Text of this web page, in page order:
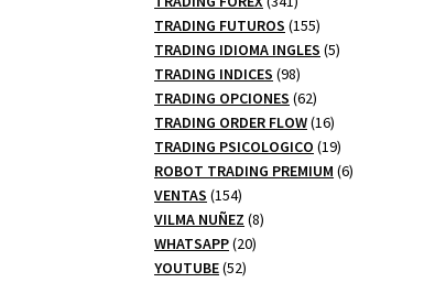
productos
TRADING FUTUROS 155155
productos
TRADING IDIOMA INGLES 55
TRADING INDICES 9898
productos
TRADING OPCIONES 6262
productos
TRADING ORDER FLOW 1616
productos
TRADING PSICOLOGICO 1919
productos
ROBOT TRADING PREMIUM 66
VENTAS 154154
productos
VILMA NUÑEZ 88
WHATSAPP 2020
YOUTUBE 5252